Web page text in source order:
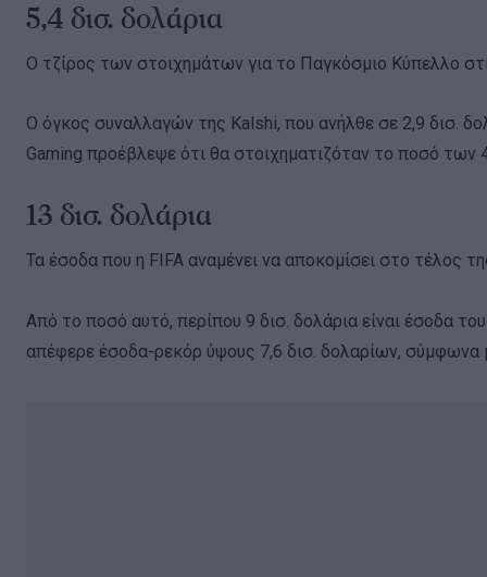
5,4 δισ. δολάρια
Ο τζίρος των στοιχημάτων για το Παγκόσμιο Κύπελλο
Ο όγκος συναλλαγών της Kalshi, που ανήλθε σε 2,9 δισ.
Gaming προέβλεψε ότι θα στοιχηματιζόταν το ποσό των
13 δισ. δολάρια
Τα έσοδα που η FIFA αναμένει να αποκομίσει στο τέλος
Από το ποσό αυτό, περίπου 9 δισ. δολάρια είναι έσοδα
απέφερε έσοδα-ρεκόρ ύψους 7,6 δισ. δολαρίων, σύμφωνα